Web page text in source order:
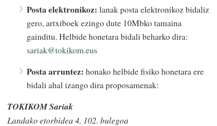
Posta elektronikoz: lanak posta elektronikoz bidaliz
gero, artxiboek ezingo dute 10Mbko tamaina
gainditu. Helbide honetara bidali beharko dira:
sariak@tokikom.eus
Posta arruntez: honako helbide fisiko honetara ere
bidali ahal izango dira proposamenak:
TOKIKOM Sariak
Landako etorbidea 4, 102. bulegoa